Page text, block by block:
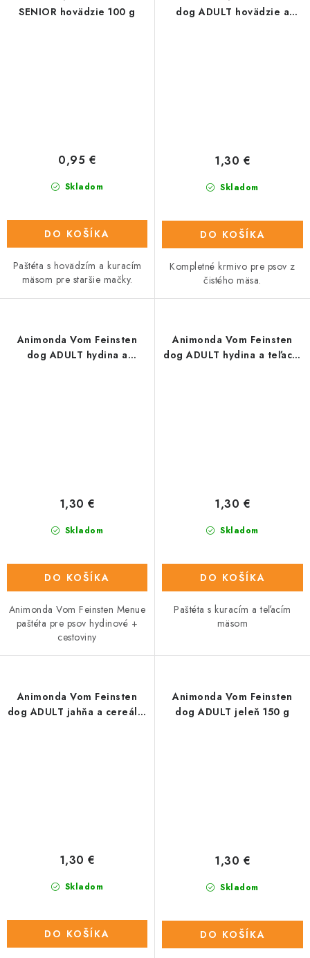
SENIOR hovädzie 100 g
Skladom
0,95 €
DO KOŠÍKA
Paštéta s hovädzím a kuracím
mäsom pre staršie mačky.
dog ADULT hovädzie a
Skladom
1,30 €
DO KOŠÍKA
Kompletné krmivo pre psov z
čistého mäsa.
Animonda Vom Feinsten
dog ADULT hydina a
Skladom
1,30 €
DO KOŠÍKA
Animonda Vom Feinsten Menue
paštéta pre psov hydinové +
cestoviny
Animonda Vom Feinsten
dog ADULT hydina a teľacie
Skladom
1,30 €
DO KOŠÍKA
Paštéta s kuracím a teľacím
mäsom
Animonda Vom Feinsten
dog ADULT jahňa a cereálie
Skladom
1,30 €
DO KOŠÍKA
Animonda Vom Feinsten
dog ADULT jeleň 150 g
Skladom
1,30 €
DO KOŠÍKA